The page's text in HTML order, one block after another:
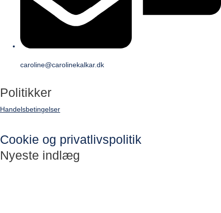
caroline@carolinekalkar.dk
Politikker
Handelsbetingelser
Cookie og privatlivspolitik
Nyeste indlæg